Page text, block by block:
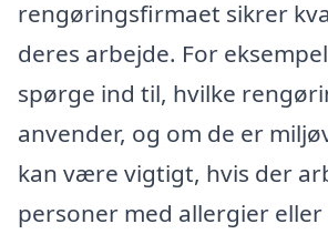
rengøringsfirmaet sikrer
deres arbejde. For
spørge ind til, hvilke
anvender, og om de er
kan være vigtigt, hvis der
personer med allergier